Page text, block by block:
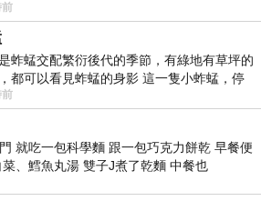
的驚喜
召喚鬼點子多
不下的面具
一個失去一切的英雄，學會放下孤獨、
蚱蜢交配繁衍後代的季節，有綠地有草坪的
都可以看見蚱蜢的身影 這一隻小蚱蜢，停
上，怎麼樣小心驅趕，都無動
就吃一包科學麵 跟一包巧克力餅乾 早餐便
、鱈魚丸湯 雙子J煮了乾麵 中餐也